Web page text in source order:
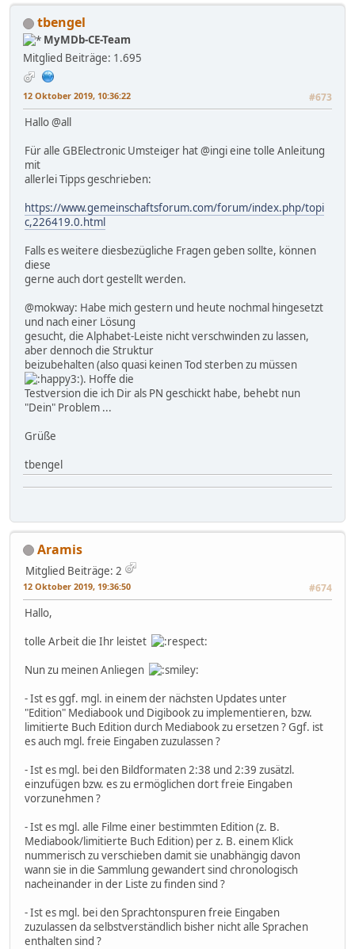
tbengel
MyMDb-CE-Team
Mitglied Beiträge: 1.695
12 Oktober 2019, 10:36:22 #673
Hallo @all
Für alle GBElectronic Umsteiger hat @ingi eine tolle Anleitung
mit
allerlei Tipps geschrieben:
https://www.gemeinschaftsforum.com/forum/index.php/topi
c,226419.0.html
Falls es weitere diesbezügliche Fragen geben sollte, können
diese
gerne auch dort gestellt werden.
@mokway: Habe mich gestern und heute nochmal hingesetzt
und nach einer Lösung
gesucht, die Alphabet-Leiste nicht verschwinden zu lassen,
aber dennoch die Struktur
beizubehalten (also quasi keinen Tod sterben zu müssen
). Hoffe die
Testversion die ich Dir als PN geschickt habe, behebt nun
"Dein" Problem ...
Grüße
tbengel
Aramis
Mitglied Beiträge: 2
12 Oktober 2019, 19:36:50 #674
Hallo,
tolle Arbeit die Ihr leistet
Nun zu meinen Anliegen
- Ist es ggf. mgl. in einem der nächsten Updates unter
"Edition" Mediabook und Digibook zu implementieren, bzw.
limitierte Buch Edition durch Mediabook zu ersetzen ? Ggf. ist
es auch mgl. freie Eingaben zuzulassen ?
- Ist es mgl. bei den Bildformaten 2:38 und 2:39 zusätzl.
einzufügen bzw. es zu ermöglichen dort freie Eingaben
vorzunehmen ?
- Ist es mgl. alle Filme einer bestimmten Edition (z. B.
Mediabook/limitierte Buch Edition) per z. B. einem Klick
nummerisch zu verschieben damit sie unabhängig davon
wann sie in die Sammlung gewandert sind chronologisch
nacheinander in der Liste zu finden sind ?
- Ist es mgl. bei den Sprachtonspuren freie Eingaben
zuzulassen da selbstverständlich bisher nicht alle Sprachen
enthalten sind ?